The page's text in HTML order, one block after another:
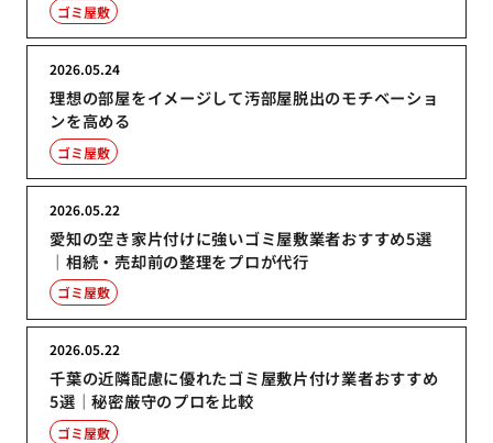
ゴミ屋敷
理想の部屋をイメージして汚部屋脱出のモチベーショ
ンを高める
2026.05.24
ゴミ屋敷
愛知の空き家片付けに強いゴミ屋敷業者おすすめ5選
｜相続・売却前の整理をプロが代行
2026.05.22
ゴミ屋敷
千葉の近隣配慮に優れたゴミ屋敷片付け業者おすすめ
5選｜秘密厳守のプロを比較
2026.05.22
ゴミ屋敷